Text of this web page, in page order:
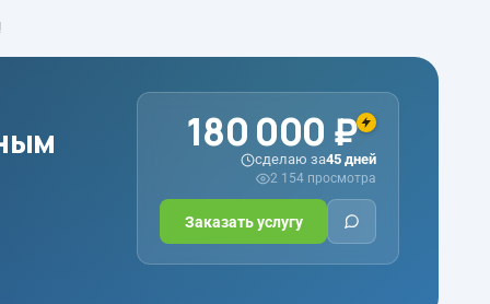
180 000 ₽
сделаю за45 дней
2 154 просмотра
Заказать услугу